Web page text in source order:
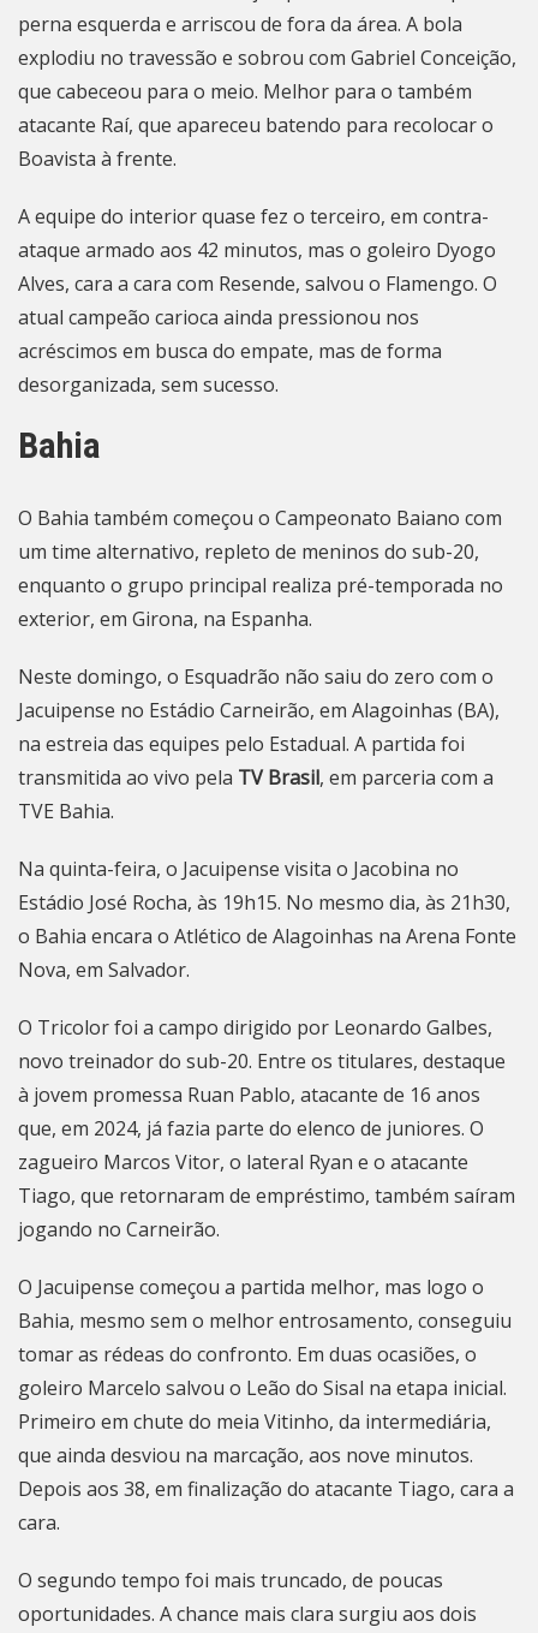
perna esquerda e arriscou de fora da área. A bola
explodiu no travessão e sobrou com Gabriel Conceição,
que cabeceou para o meio. Melhor para o também
atacante Raí, que apareceu batendo para recolocar o
Boavista à frente.
A equipe do interior quase fez o terceiro, em contra-
ataque armado aos 42 minutos, mas o goleiro Dyogo
Alves, cara a cara com Resende, salvou o Flamengo. O
atual campeão carioca ainda pressionou nos
acréscimos em busca do empate, mas de forma
desorganizada, sem sucesso.
Bahia
O Bahia também começou o Campeonato Baiano com
um time alternativo, repleto de meninos do sub-20,
enquanto o grupo principal realiza pré-temporada no
exterior, em Girona, na Espanha.
Neste domingo, o Esquadrão não saiu do zero com o
Jacuipense no Estádio Carneirão, em Alagoinhas (BA),
na estreia das equipes pelo Estadual. A partida foi
transmitida ao vivo pela TV Brasil, em parceria com a
TVE Bahia.
Na quinta-feira, o Jacuipense visita o Jacobina no
Estádio José Rocha, às 19h15. No mesmo dia, às 21h30,
o Bahia encara o Atlético de Alagoinhas na Arena Fonte
Nova, em Salvador.
O Tricolor foi a campo dirigido por Leonardo Galbes,
novo treinador do sub-20. Entre os titulares, destaque
à jovem promessa Ruan Pablo, atacante de 16 anos
que, em 2024, já fazia parte do elenco de juniores. O
zagueiro Marcos Vitor, o lateral Ryan e o atacante
Tiago, que retornaram de empréstimo, também saíram
jogando no Carneirão.
O Jacuipense começou a partida melhor, mas logo o
Bahia, mesmo sem o melhor entrosamento, conseguiu
tomar as rédeas do confronto. Em duas ocasiões, o
goleiro Marcelo salvou o Leão do Sisal na etapa inicial.
Primeiro em chute do meia Vitinho, da intermediária,
que ainda desviou na marcação, aos nove minutos.
Depois aos 38, em finalização do atacante Tiago, cara a
cara.
O segundo tempo foi mais truncado, de poucas
oportunidades. A chance mais clara surgiu aos dois